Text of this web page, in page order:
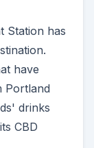
Station has
have
Portland
drinks
CBD